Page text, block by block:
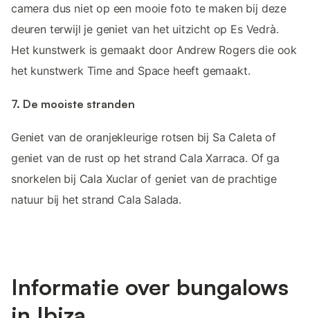
camera dus niet op een mooie foto te maken bij deze
deuren terwijl je geniet van het uitzicht op Es Vedrà.
Het kunstwerk is gemaakt door Andrew Rogers die ook
het kunstwerk Time and Space heeft gemaakt.
7. De mooiste stranden
Geniet van de oranjekleurige rotsen bij Sa Caleta of
geniet van de rust op het strand Cala Xarraca. Of ga
snorkelen bij Cala Xuclar of geniet van de prachtige
natuur bij het strand Cala Salada.
Informatie over bungalows